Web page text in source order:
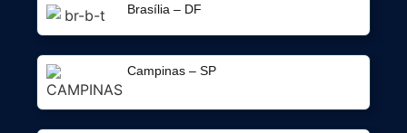
Brasília – DF
Campinas – SP